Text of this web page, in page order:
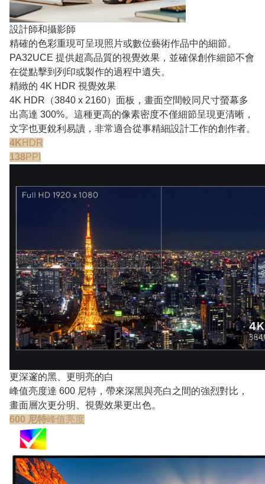
設計師和攝影師
精確的色彩重現可呈現照片或數位藝術作品中的細節。
PA32UCE 提供超高品質的視覺效果，並確保創作細節不會
在從點擊到列印或製作的過程中遺失。
精緻的 4K HDR 視覺效果
4K HDR（3840 x 2160）面板，畫面空間較同尺寸螢幕多
出高達 300%。這種更高的像素密度不僅細節呈現更清晰，
文字也更銳利易讀，非常適合從事精細設計工作的創作者。
4K HDR
138 PPI
更深邃的黑、更明亮的白
峰值亮度達 600 尼特，帶來深黑與亮白之間的強烈對比，
畫面層次更分明、視覺效果更出色。
600 尼特峰值亮度